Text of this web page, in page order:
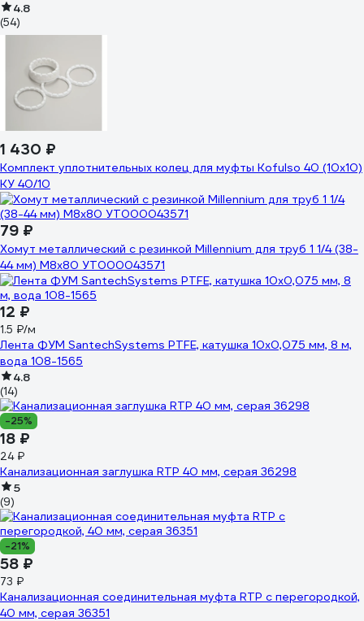
4.8
(54)
1 430 ₽
Комплект уплотнительных колец для муфты Kofulso 40 (10x10)
КУ 40/10
79 ₽
Хомут металлический с резинкой Millennium для труб 1 1/4 (38-
44 мм) М8х80 УТ000043571
12 ₽
1.5 ₽/м
Лента ФУМ SantechSystems PTFE, катушка 10х0,075 мм, 8 м,
вода 108-1565
4.8
(14)
-25%
18 ₽
24 ₽
Канализационная заглушка RTP 40 мм, серая 36298
5
(9)
-21%
58 ₽
73 ₽
Канализационная соединительная муфта RTP с перегородкой,
40 мм, серая 36351